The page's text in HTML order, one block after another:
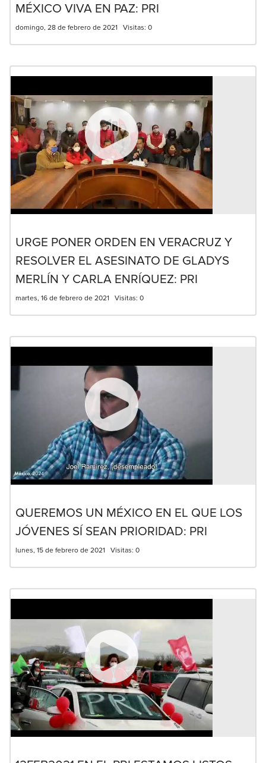
MÉXICO VIVA EN PAZ: PRI
domingo, 28 de febrero de 2021 Visitas: 0
URGE PONER ORDEN EN VERACRUZ Y
RESOLVER EL ASESINATO DE GLADYS
MERLÍN Y CARLA ENRÍQUEZ: PRI
martes, 16 de febrero de 2021 Visitas: 0
QUEREMOS UN MÉXICO EN EL QUE LOS
JÓVENES SÍ SEAN PRIORIDAD: PRI
lunes, 15 de febrero de 2021 Visitas: 0